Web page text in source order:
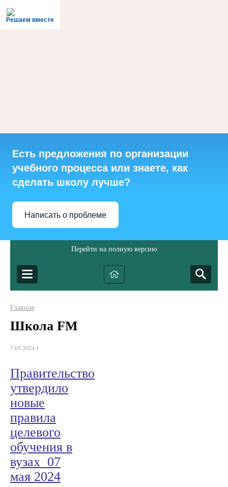
Решаем вместе
Есть предложения по организации
учебного процесса или знаете, как
сделать школу лучше?
Написать о проблеме
Перейти на полную версию
Главная
Школа FM
7.05.2024 г.
Правительство
утвердило
новые
правила
целевого
обучения в
вузах 07
мая 2024